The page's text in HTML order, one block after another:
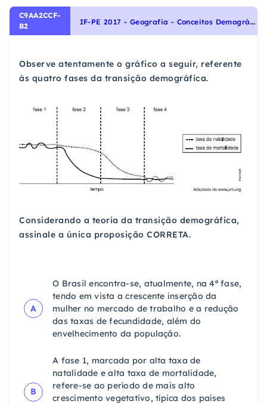
C9AA2CCF-
B2
I
F-PE 2017 - Geografia - Conceitos Demográficos, População
Observe atentamente o gráfico a seguir, referente
às quatro fases da transição demográfica.
Considerando a teoria da transição demográfica,
assinale a única proposição CORRETA.
A
O Brasil encontra-se, atualmente, na 4ª fase,
tendo em vista a crescente inserção da
mulher no mercado de trabalho e a redução
das taxas de fecundidade, além do
envelhecimento da população.
B
A fase 1, marcada por alta taxa de
natalidade e alta taxa de mortalidade,
refere-se ao período de mais alto
crescimento vegetativo, típica dos países